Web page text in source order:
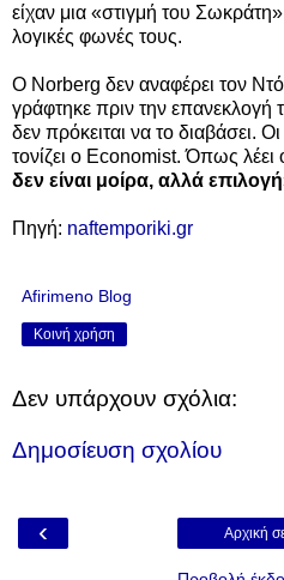
είχαν μια «στιγμή του
λογικές φωνές τους.
Ο Norberg δεν αναφέρει τον
γράφτηκε πριν την
δεν πρόκειται να το διαβάσει.
τονίζει ο Economist. Όπως
δεν είναι μοίρα, αλλά επιλογή
Πηγή: naftemporiki.gr
Afirimeno Blog
Κοινή χρήση
Δεν υπάρχουν σχόλια:
Δημοσίευση σχολίου
‹ Αρχική